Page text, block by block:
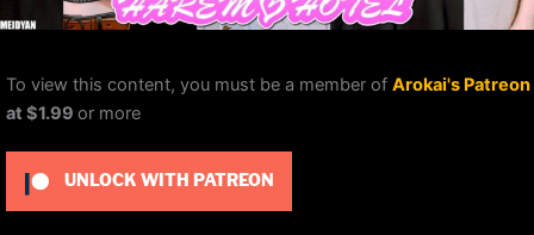
To view this content, you must be a member of Arokai's Patreon
at $1.99 or more
UNLOCK WITH PATREON